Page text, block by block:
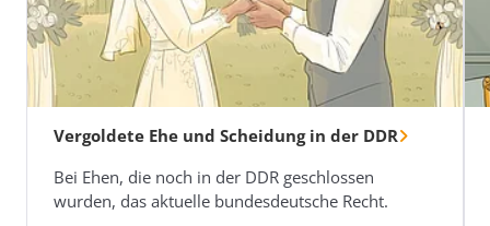
Vergoldete Ehe und Scheidung in der DDR
Bei Ehen, die noch in der DDR geschlossen
wurden, das aktuelle bundesdeutsche Recht.